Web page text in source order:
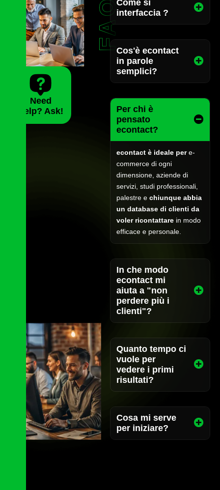
Need
Help? Ask!
FAQCome si
interfaccia ?
Cos'è econtact
in parole
semplici?
Per chi è
pensato
econtact?
econtact è ideale pere-
commerce di ogni
dimensione, aziende di
servizi, studi professionali,
palestre e chiunque abbia
un database di clienti da
voler ricontattare in modo
efficace e personale.
In che modo
econtact mi
aiuta a "non
perdere più i
clienti"?
Quanto tempo ci
vuole per
vedere i primi
risultati?
Cosa mi serve
per iniziare?